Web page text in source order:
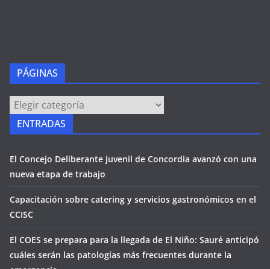
PÁGINAS
PÁGINAS
ENTRADAS
El Concejo Deliberante juvenil de Concordia avanzó con una
nueva etapa de trabajo
Capacitación sobre catering y servicios gastronómicos en el
CCISC
El COES se prepara para la llegada de El Niño: Sauré anticipó
cuáles serán las patologías más frecuentes durante la